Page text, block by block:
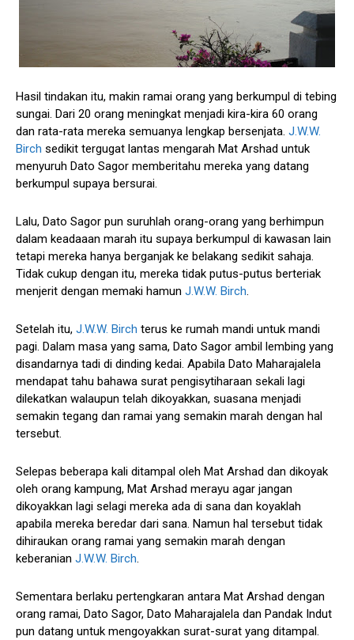
Hasil tindakan itu, makin ramai orang yang berkumpul di tebing
sungai. Dari 20 orang meningkat menjadi kira-kira 60 orang
dan rata-rata mereka semuanya lengkap bersenjata. J.W.W.
Birch sedikit tergugat lantas mengarah Mat Arshad untuk
menyuruh Dato Sagor memberitahu mereka yang datang
berkumpul supaya bersurai.
Lalu, Dato Sagor pun suruhlah orang-orang yang berhimpun
dalam keadaaan marah itu supaya berkumpul di kawasan lain
tetapi mereka hanya berganjak ke belakang sedikit sahaja.
Tidak cukup dengan itu, mereka tidak putus-putus berteriak
menjerit dengan memaki hamun J.W.W. Birch.
Setelah itu, J.W.W. Birch terus ke rumah mandi untuk mandi
pagi. Dalam masa yang sama, Dato Sagor ambil lembing yang
disandarnya tadi di dinding kedai. Apabila Dato Maharajalela
mendapat tahu bahawa surat pengisytiharaan sekali lagi
dilekatkan walaupun telah dikoyakkan, suasana menjadi
semakin tegang dan ramai yang semakin marah dengan hal
tersebut.
Selepas beberapa kali ditampal oleh Mat Arshad dan dikoyak
oleh orang kampung, Mat Arshad merayu agar jangan
dikoyakkan lagi selagi mereka ada di sana dan koyaklah
apabila mereka beredar dari sana. Namun hal tersebut tidak
dihiraukan orang ramai yang semakin marah dengan
keberanian J.W.W. Birch.
Sementara berlaku pertengkaran antara Mat Arshad dengan
orang ramai, Dato Sagor, Dato Maharajalela dan Pandak Indut
pun datang untuk mengoyakkan surat-surat yang ditampal.